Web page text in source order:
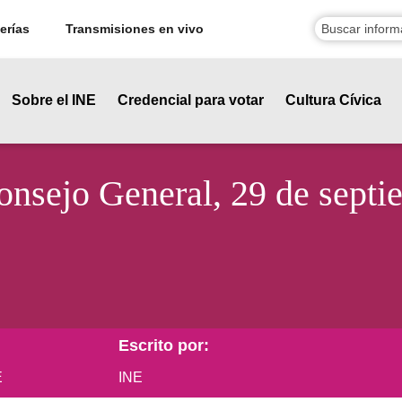
Transmisiones en vivo
Sobre el INE Credencial para votar Cultura Cívica
General, 29 de
Escrito por:
INE